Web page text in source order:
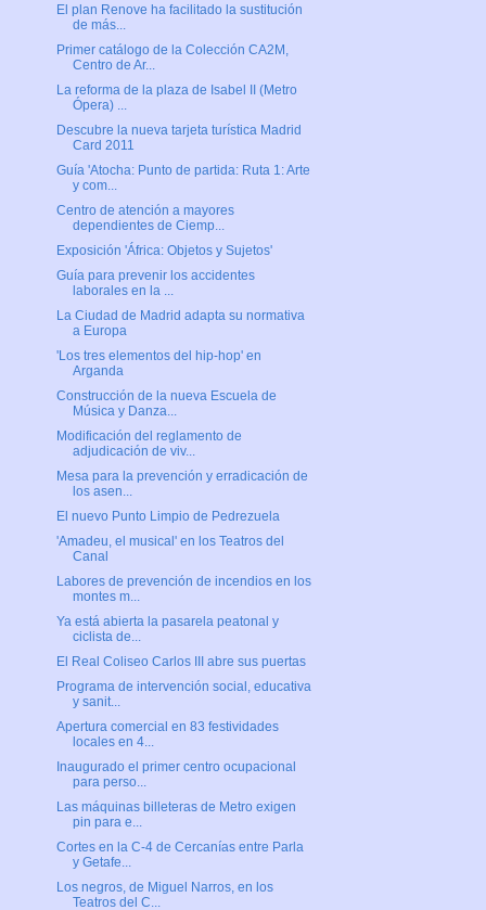
El plan Renove ha facilitado la sustitución
de más...
Primer catálogo de la Colección CA2M,
Centro de Ar...
La reforma de la plaza de Isabel II (Metro
Ópera) ...
Descubre la nueva tarjeta turística Madrid
Card 2011
Guía 'Atocha: Punto de partida: Ruta 1: Arte
y com...
Centro de atención a mayores
dependientes de Ciemp...
Exposición 'África: Objetos y Sujetos'
Guía para prevenir los accidentes
laborales en la ...
La Ciudad de Madrid adapta su normativa
a Europa
'Los tres elementos del hip-hop' en
Arganda
Construcción de la nueva Escuela de
Música y Danza...
Modificación del reglamento de
adjudicación de viv...
Mesa para la prevención y erradicación de
los asen...
El nuevo Punto Limpio de Pedrezuela
'Amadeu, el musical' en los Teatros del
Canal
Labores de prevención de incendios en los
montes m...
Ya está abierta la pasarela peatonal y
ciclista de...
El Real Coliseo Carlos III abre sus puertas
Programa de intervención social, educativa
y sanit...
Apertura comercial en 83 festividades
locales en 4...
Inaugurado el primer centro ocupacional
para perso...
Las máquinas billeteras de Metro exigen
pin para e...
Cortes en la C-4 de Cercanías entre Parla
y Getafe...
Los negros, de Miguel Narros, en los
Teatros del C...